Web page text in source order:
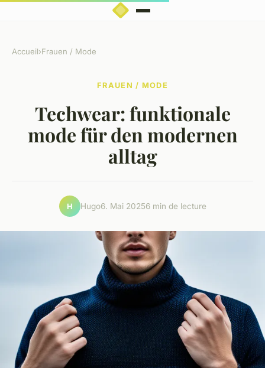
Accueil›Frauen / Mode
FRAUEN / MODE
Techwear: funktionale
mode für den modernen
alltag
H Hugo6. Mai 20256 min de lecture